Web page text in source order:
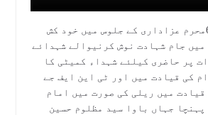
ڈھوک سیداں میں 6محرم عزاداری کے جلوس میں خود کش
میں جام شہادت نوش کرنیوالے شہدائے
پر حاضری کیلئے شہداء کمیٹی کا
کی قیادت میں اور ٹی این ایف جے
میں ریلی کی صورت میں امام
پہنچا جہاں باوا سید مظلوم حسین